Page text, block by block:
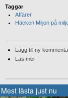
Taggar
Affärer
Häcken Miljon på
Lägg till ny
Läs mer
Mest lästa just nu